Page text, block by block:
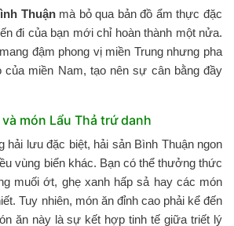
Thuậnmà bỏ qua bản đồ ẩm thực đặc
đi của bạn mới chỉ hoàn thành một nửa.
đậm phong vị miền Trung nhưng pha
của miền Nam, tạo nên sự cân bằng đầy
món Lẩu Thả trứ danh
hải lưu đặc biệt, hải sản Bình Thuận ngon
vùng biển khác. Bạn có thể thưởng thức
muối ớt, ghẹ xanh hấp sả hay các món
Tuy nhiên, món ăn đỉnh cao phải kể đến
ăn này là sự kết hợp tinh tế giữa triết lý